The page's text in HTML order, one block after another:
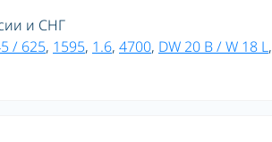
и СНГ
/ 625, 1595, 1.6, 4700, DW 20 B / W 18 L,